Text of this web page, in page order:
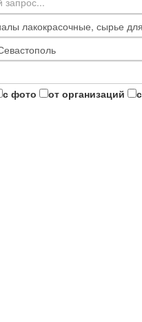
с фото от организаций